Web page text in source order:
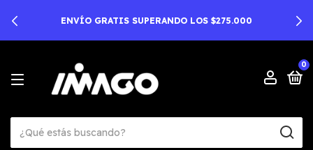
ENVÍO GRATIS SUPERANDO LOS $275.000
0